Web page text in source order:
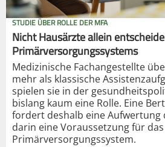
STUDIE ÜBER ROLLE DER MFA
Nicht Hausärzte allein
Primärversorgungssystems
Medizinische Fachangestellte
mehr als klassische
spielen sie in der
bislang kaum eine Rolle. Eine
fordert deshalb eine Aufwertung
darin eine Voraussetzung für das
Primärversorgungssystem.